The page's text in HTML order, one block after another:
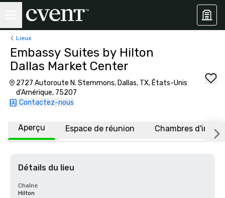
Lieux
Embassy Suites by Hilton
Dallas Market Center
2727 Autoroute N. Stemmons, Dallas, TX, États-Unis
d'Amérique, 75207
Contactez-nous
Aperçu Espace de réunion Chambres
Détails du lieu
Chaîne
Hilton